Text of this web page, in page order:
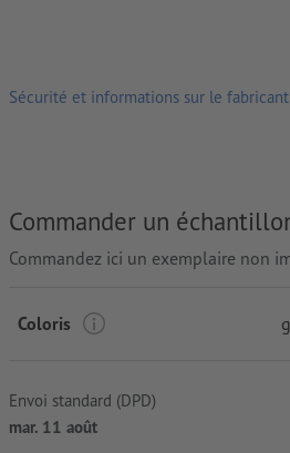
Sécurité et informations sur le fabricant
Commander un
Commandez ici un exemplaire non
Coloris
Envoi standard (DPD)
mar. 11 août